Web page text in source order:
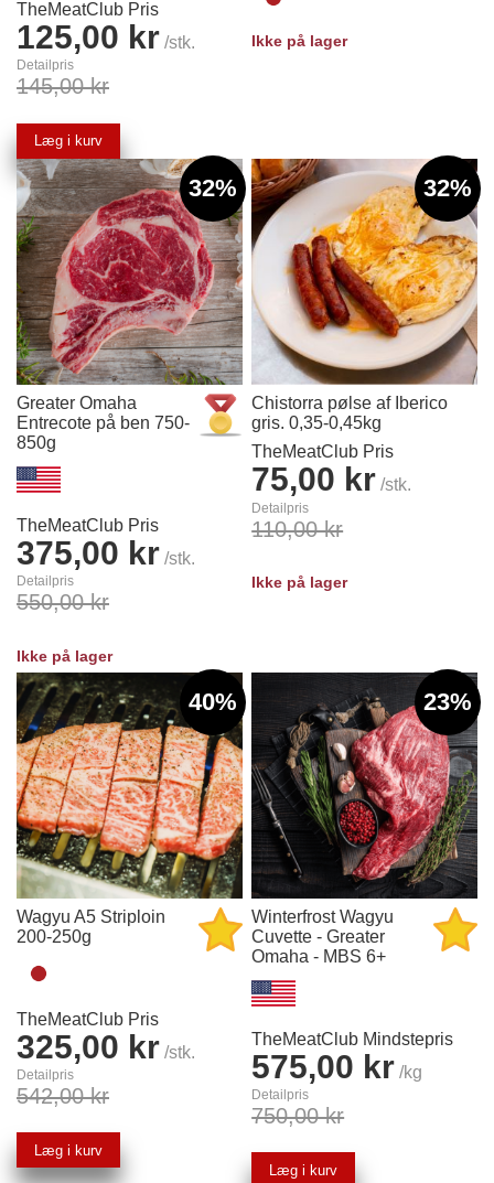
TheMeatClub Pris
125,00 kr /stk.
Detailpris
145,00 kr
Læg i kurv
Ikke på lager
32%
Greater Omaha
Entrecote på ben 750-
850g
TheMeatClub Pris
375,00 kr /stk.
Detailpris
550,00 kr
Ikke på lager
32%
Chistorra pølse af Iberico
gris. 0,35-0,45kg
TheMeatClub Pris
75,00 kr /stk.
Detailpris
110,00 kr
Ikke på lager
40%
Wagyu A5 Striploin
200-250g
TheMeatClub Pris
325,00 kr /stk.
Detailpris
542,00 kr
Læg i kurv
23%
Winterfrost Wagyu
Cuvette - Greater
Omaha - MBS 6+
TheMeatClub Mindstepris
575,00 kr /kg
Detailpris
750,00 kr
Læg i kurv